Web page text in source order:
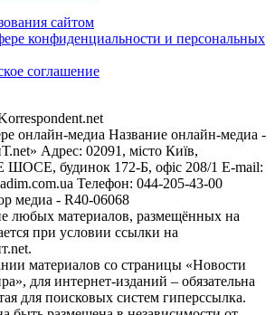
сайтом
конфиденциальности и персональных
соглашение
онлайн-медиа Название онлайн-медиа -
Адрес: 02091, місто Київ,
будинок 172-Б, офіс 208/1 E-mail:
Телефон: 044-205-43-00
медиа - R40-06068
любых материалов, размещённых на
при условии ссылки на
материалов со страницы «Новости
для интернет-изданий – обязательна
для поисковых систем гиперссылка.